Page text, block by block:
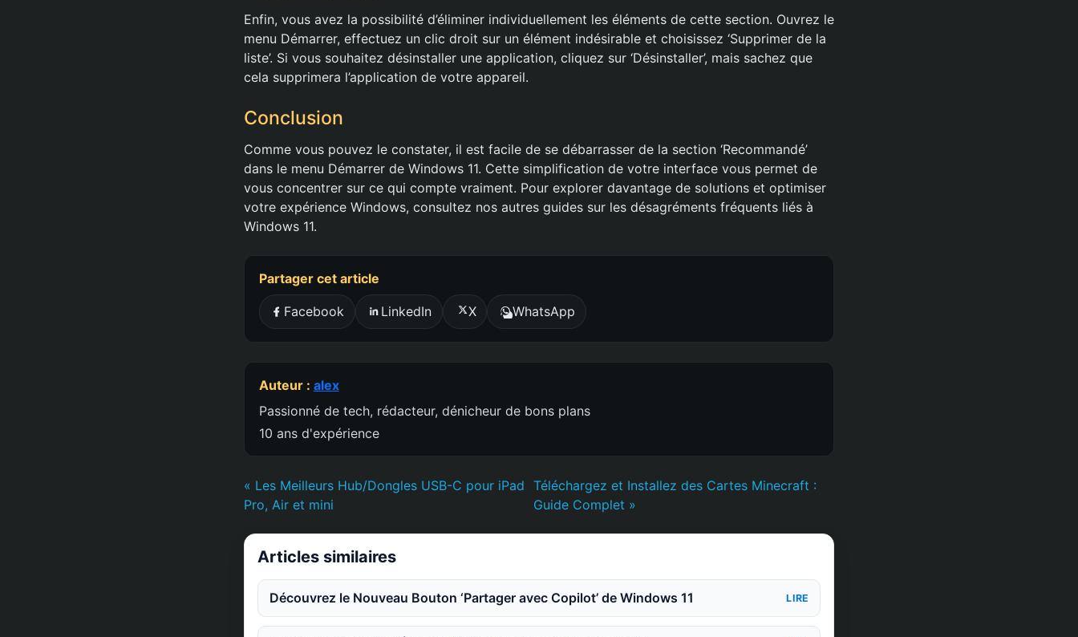
Enfin, vous avez la possibilité d’éliminer individuellement les éléments de cette section. Ouvrez le
menu Démarrer, effectuez un clic droit sur un élément indésirable et choisissez ‘Supprimer de la
liste’. Si vous souhaitez désinstaller une application, cliquez sur ‘Désinstaller’, mais sachez que
cela supprimera l’application de votre appareil.
Conclusion
Comme vous pouvez le constater, il est facile de se débarrasser de la section ‘Recommandé’
dans le menu Démarrer de Windows 11. Cette simplification de votre interface vous permet de
vous concentrer sur ce qui compte vraiment. Pour explorer davantage de solutions et optimiser
votre expérience Windows, consultez nos autres guides sur les désagréments fréquents liés à
Windows 11.
Partager cet article
Facebook LinkedIn X WhatsApp
Auteur : alex
Passionné de tech, rédacteur, dénicheur de bons plans
10 ans d'expérience
« Les Meilleurs Hub/Dongles USB-C pour iPad
Pro, Air et mini
Téléchargez et Installez des Cartes Minecraft :
Guide Complet »
Articles similaires
Découvrez le Nouveau Bouton ‘Partager avec Copilot’ de Windows 11 LIRE